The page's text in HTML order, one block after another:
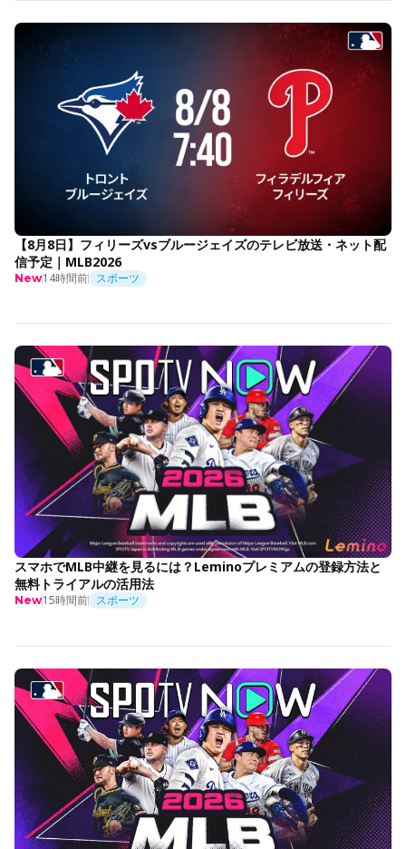
【8月8日】フィリーズvsブルージェイズのテレビ放送・ネット配
信予定｜MLB2026
New14時間前 スポーツ
スマホでMLB中継を見るには？Leminoプレミアムの登録方法と
無料トライアルの活用法
New15時間前 スポーツ